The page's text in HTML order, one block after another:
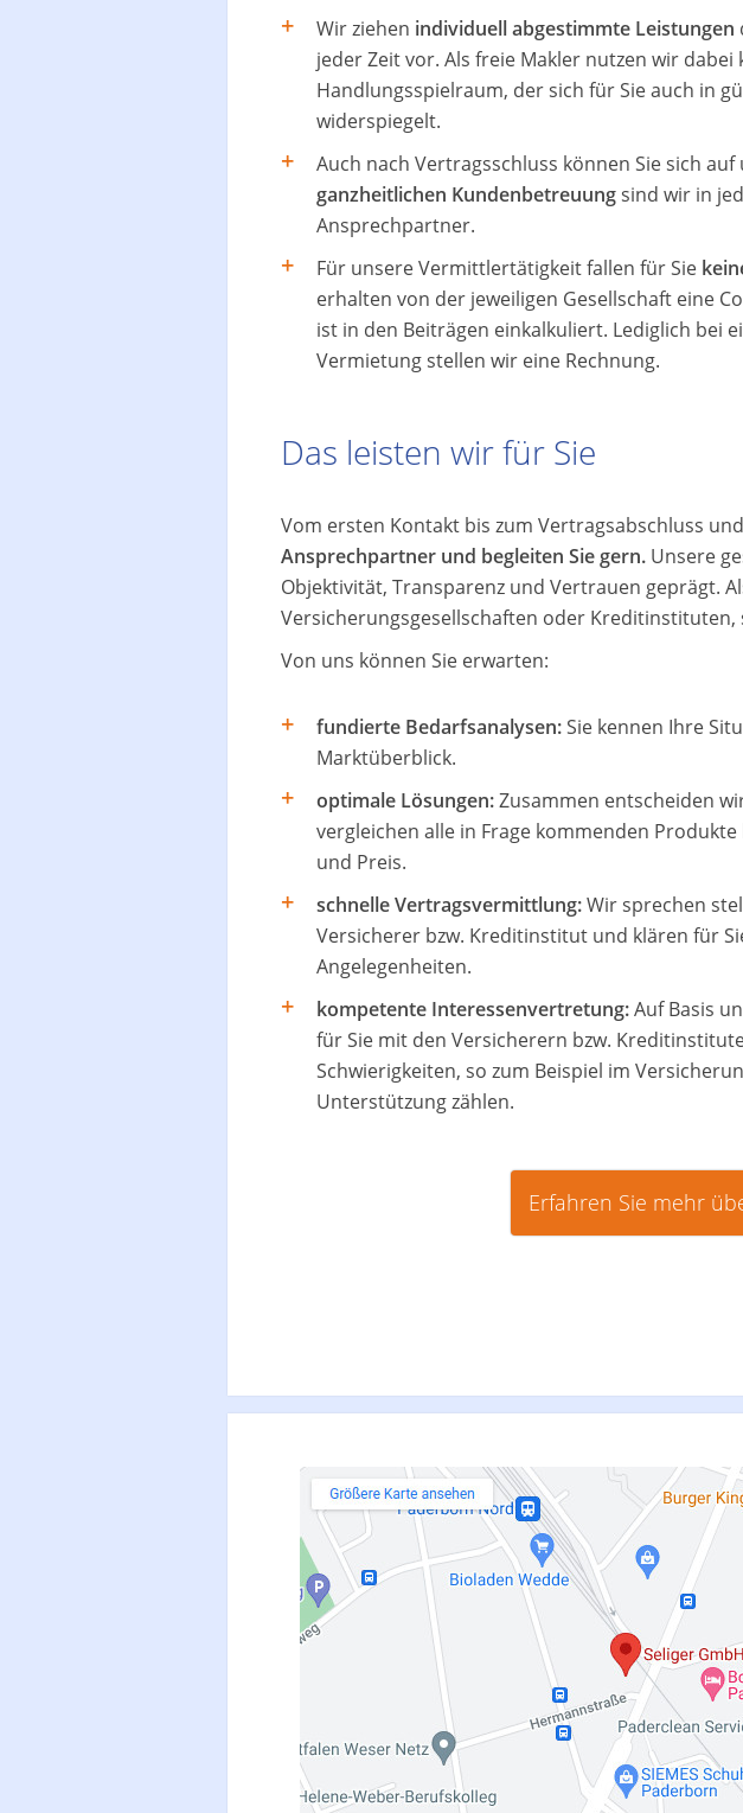
Wir ziehen individuell abgestimmte Leistungen
jeder Zeit vor. Als freie Makler nutzen wir
Handlungsspielraum, der sich für Sie auch in
widerspiegelt.
Auch nach Vertragsschluss können Sie sich
ganzheitlichen Kundenbetreuungsind wir in
Ansprechpartner.
Für unsere Vermittlertätigkeit fallen für Sie
erhalten von der jeweiligen Gesellschaft eine
ist in den Beiträgen einkalkuliert. Lediglich bei
Vermietung stellen wir eine Rechnung.
Das leisten wir für Sie
Vom ersten Kontakt bis zum Vertragsabschluss
Ansprechpartner und begleiten Sie gern. Unsere
Objektivität, Transparenz und Vertrauen geprägt.
Versicherungsgesellschaften oder
Von uns können Sie erwarten:
fundierte Bedarfsanalysen:Sie kennen Ihre
Marktüberblick.
optimale Lösungen:Zusammen entscheiden
vergleichen alle in Frage kommenden
und Preis.
schnelle Vertragsvermittlung:Wir sprechen
Versicherer bzw. Kreditinstitut und klären für
Angelegenheiten.
kompetente Interessenvertretung:Auf Basis
für Sie mit den Versicherern bzw.
Schwierigkeiten, so zum Beispiel im
Unterstützung zählen.
Erfahren Sie mehr